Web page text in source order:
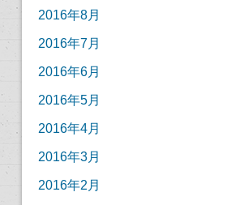
2016年8月
2016年7月
2016年6月
2016年5月
2016年4月
2016年3月
2016年2月